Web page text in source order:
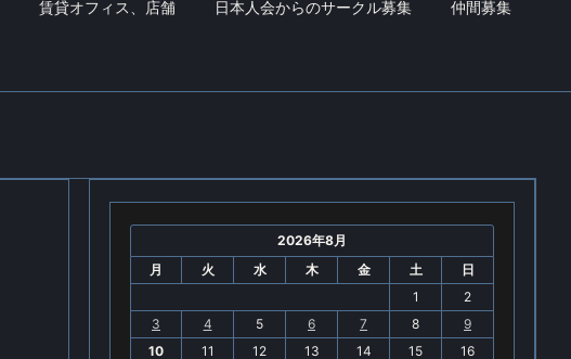
賃貸オフィス、店舗 日本人会からのサークル募集 仲間募集
2026年8月
月
火 水 木 金 土
日
1
2
3
4 5 6 7 8
9
10
11 12 13 14 15
16